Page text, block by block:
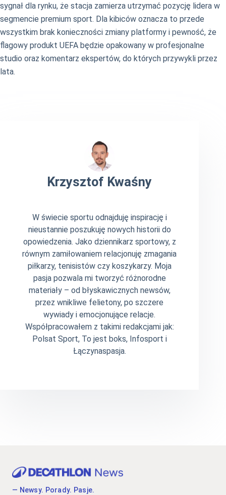
sygnał dla rynku, że stacja zamierza utrzymać pozycję lidera w
segmencie premium sport. Dla kibiców oznacza to przede
wszystkim brak konieczności zmiany platformy i pewność, że
flagowy produkt UEFA będzie opakowany w profesjonalne
studio oraz komentarz ekspertów, do których przywykli przez
lata.
Krzysztof Kwaśny
W świecie sportu odnajduję inspirację i
nieustannie poszukuję nowych historii do
opowiedzenia. Jako dziennikarz sportowy, z
równym zamiłowaniem relacjonuję zmagania
piłkarzy, tenisistów czy koszykarzy. Moja
pasja pozwala mi tworzyć różnorodne
materiały – od błyskawicznych newsów,
przez wnikliwe felietony, po szczere
wywiady i emocjonujące relacje.
Współpracowałem z takimi redakcjami jak:
Polsat Sport, To jest boks, Infosport i
Łączynaspasja.
— Newsy. Porady. Pasje.